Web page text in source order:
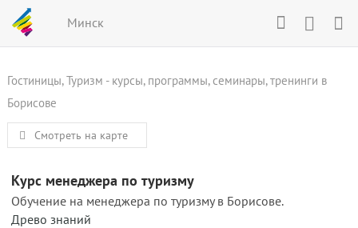
Минск
Гостиницы, Туризм - курсы, программы, семинары, тренинги в
Борисове
Смотреть на карте
Курс менеджера по туризму
Обучение на менеджера по туризму в Борисове.
Древо знаний